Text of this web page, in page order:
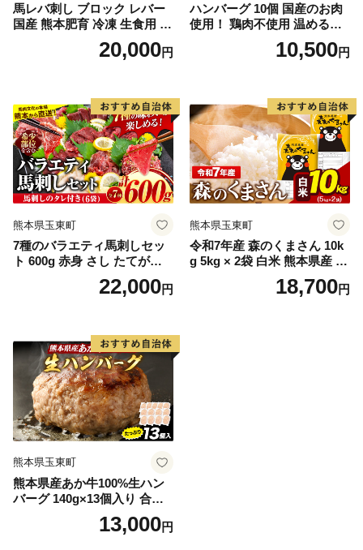
馬レバ刺し ブロック レバー
国産 熊本肥育 冷凍 生食用 た
れ付き(10ml×2袋) 50g×4パッ
ク 馬レバ刺し ブロック レバ
ック《10月上旬-12月末頃出
荷》 肉 絶品 牛肉よりヘルシ
ー 馬肉 予約 小分け 平成27年
28年 農林水産大臣賞受賞 熊
本県玉東町 肉 絶品 牛肉より
ヘルシー 馬肉 予約 小分け 平
成27年28年 農林水産大臣賞
20,000円
ハンバーグ 10個 国産のお肉
使用！ 鶏肉不使用 温めるだ
け 「通の贅沢ハンバーグ」3
種ソース食べ比べ《7-14日以
10,500円
熊本県玉東町
7種のバラエティ馬刺しセッ
ト 600g 赤身 さし たてがみ
コーネ 馬トロ7種のバラエテ
ィ馬刺しセット 600g《2027
ロ 馬ひも レバー ハツ 国産
熊本肥育 冷凍 生食用 肉 絶品
牛肉よりヘルシー 馬肉 熊本
県玉東町 送料無料 馬ひも レ
バー ハツ 国産 熊本肥育 冷凍
生食用 肉 絶品 馬肉 熊本県玉
東町 送料無料
22,000円
熊本県玉東町
令和7年産 森のくまさん 10k
g 5kg × 2袋 白米 熊本県産 単
一原料米 森くま《7-14日以内
に出荷予定(土日祝除く)》送
18,700円
熊本県玉東町
熊本県産あか牛100%生ハン
バーグ 140g×13個入り 合計1
820g 1.82kg以上《30日以内
に出荷予定(土日祝除く)》熊
13,000円